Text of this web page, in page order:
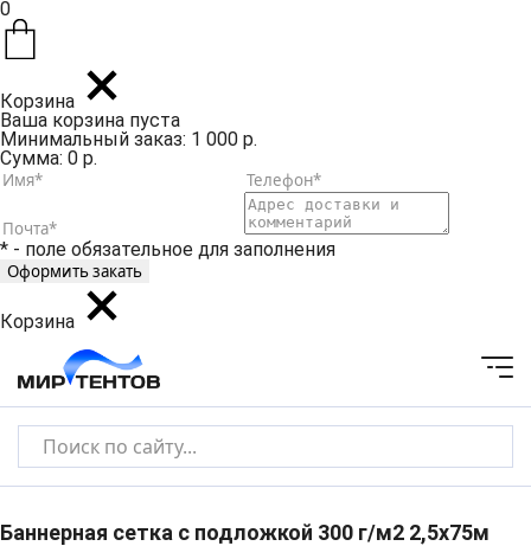
0
Корзина
Ваша корзина пуста
Минимальный заказ: 1 000 р.
Сумма: 0 р.
* - поле обязательное для заполнения
Корзина
Баннерная сетка с подложкой 300 г/м2 2,5x75м